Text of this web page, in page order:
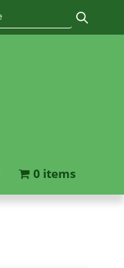
0 items